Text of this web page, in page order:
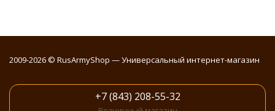
2009-2026 © RusArmyShop — Универсальный интернет-магазин
+7 (843) 208-55-32